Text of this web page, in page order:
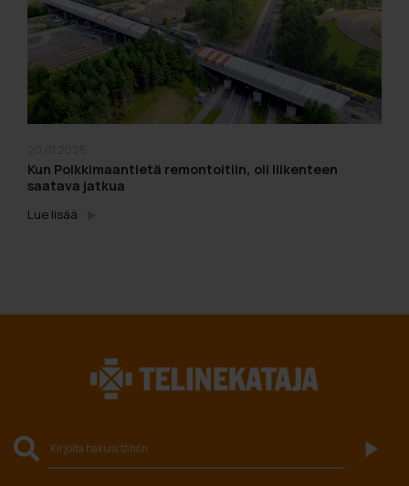
Kun Poikkimaantietä remontoitiin, oli liikenteen
saatava jatkua
Lue lisää